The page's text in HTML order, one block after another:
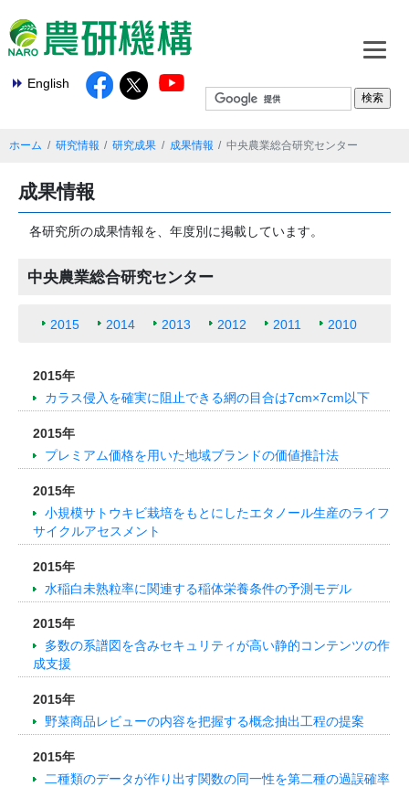
English
ホーム 研究情報 研究成果 成果情報 中央農業総合研究センター
成果情報
各研究所の成果情報を、年度別に掲載しています。
中央農業総合研究センター
2015 2014 2013 2012 2011 2010
2015年
カラス侵入を確実に阻止できる網の目合は7cm×7cm以下
2015年
プレミアム価格を用いた地域ブランドの価値推計法
2015年
小規模サトウキビ栽培をもとにしたエタノール生産のライフ
サイクルアセスメント
2015年
水稲白未熟粒率に関連する稲体栄養条件の予測モデル
2015年
多数の系譜図を含みセキュリティが高い静的コンテンツの作
成支援
2015年
野菜商品レビューの内容を把握する概念抽出工程の提案
2015年
二種類のデータが作り出す関数の同一性を第二種の過誤確率